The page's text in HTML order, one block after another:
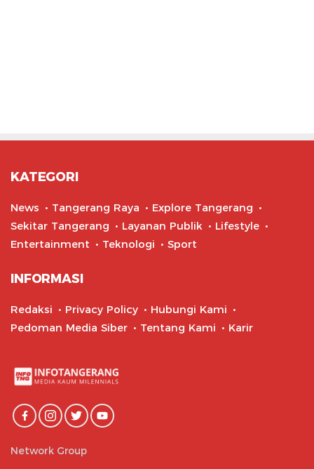
KATEGORI
News Tangerang Raya
Explore Tangerang
Sekitar Tangerang
Layanan Publik
Lifestyle
Entertainment
Teknologi Sport
INFORMASI
Redaksi Privacy Policy
Hubungi Kami
Pedoman Media Siber
Tentang Kami Karir
Network Group